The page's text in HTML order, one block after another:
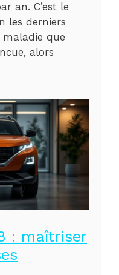
an. C’est le
les derniers
que
alors
: maîtriser